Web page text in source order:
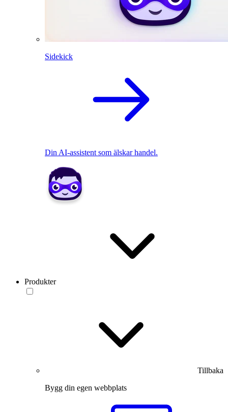
Sidekick
Din AI-assistent som älskar handel.
Produkter
Tillbaka
Bygg din egen webbplats